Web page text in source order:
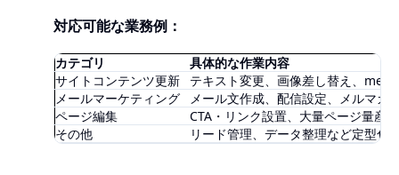
対応可能な業務例：
カテゴリ
具体的な作業内容
サイトコンテンツ更新
テキスト変更、画像差し替え、
メールマーケティング
メール文作成、配信設定、メルマガ
ページ編集
CTA・リンク設置、大量ページ量産
その他
リード管理、データ整理など定型化